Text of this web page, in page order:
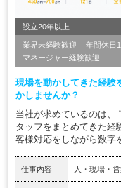
設立20年以上
業界未経験歓迎 年間休日
マネージャー経験歓迎
現場を動かしてきた経験
かしませんか？
当社が求めているのは、
タッフをまとめてきた経
客様対応をしながら数字
仕事内容 人・現場・